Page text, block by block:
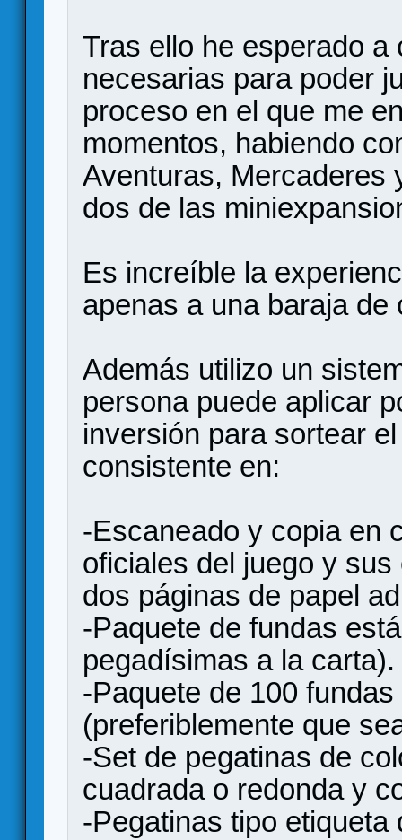
Tras ello he esperado
necesarias para poder
proceso en el que me
momentos, habiendo
Aventuras, Mercaderes
dos de las
Es increíble la
apenas a una baraja de
Además utilizo un
persona puede aplicar
inversión para sortear
consistente en:
-Escaneado y copia en
oficiales del juego y
dos páginas de papel
-Paquete de fundas
pegadísimas a la carta).
-Paquete de 100
(preferiblemente que
-Set de pegatinas de
cuadrada o redonda y
-Pegatinas tipo etiqueta